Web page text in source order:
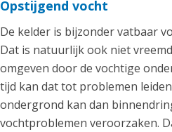
Opstijgend vocht
De kelder is bijzonder vatbaar
Dat is natuurlijk ook niet
omgeven door de vochtige
tijd kan dat tot problemen
ondergrond kan dan
vochtproblemen veroorzaken.